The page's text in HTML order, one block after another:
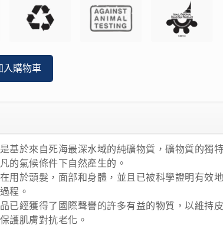
入購物車
基於來自死海最深水域的純礦物質，礦物質的獨
的氣候條件下自然產生的。
用於頭髮，面部和身體，並且已被科學證明有效
程。
已經獲得了國際聲譽的許多有益的物質，以維持
護肌膚對抗老化。